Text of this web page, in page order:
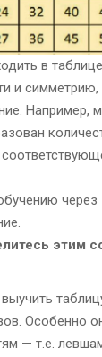
в таблице
и симметрию,
Например,
через
этим
Особенно
— т.е.